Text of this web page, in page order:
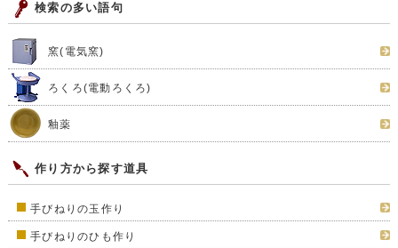
検索の多い語句
窯(電気窯)
ろくろ(電動ろくろ)
釉薬
作り方から探す道具
手びねりの玉作り
手びねりのひも作り